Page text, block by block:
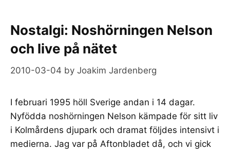
Nostalgi: Noshörningen Nelson
och live på nätet
2010-03-04 by Joakim Jardenberg
I februari 1995 höll Sverige andan i 14 dagar.
Nyfödda noshörningen Nelson kämpade för sitt liv
i Kolmårdens djupark och dramat följdes intensivt i
medierna. Jag var på Aftonbladet då, och vi gick